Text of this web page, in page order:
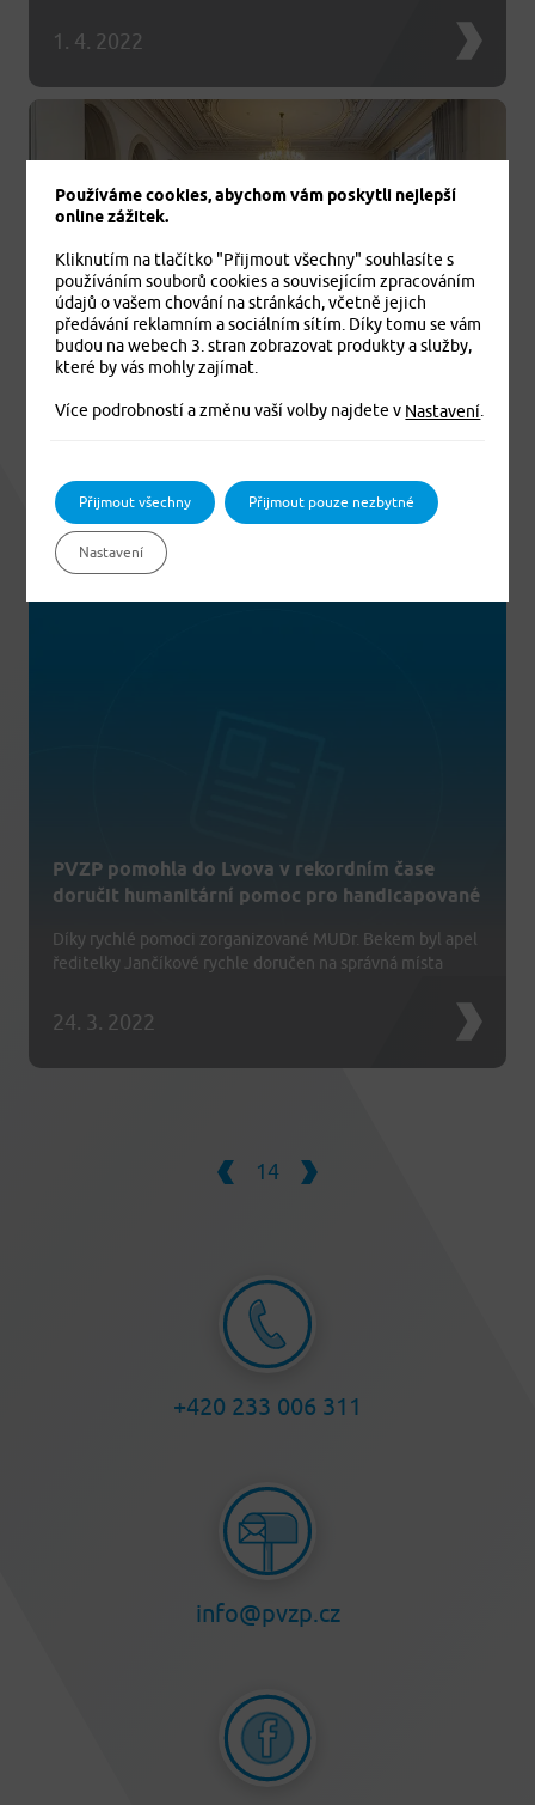
1. 4. 2022
PVZP uspořádá přes deset akcí pro seniory
zdarma
První představení – Velikonoční pomlázka – koncert
29. 3. 2022
PVZP pomohla do Lvova v rekordním čase
doručit humanitární pomoc pro handicapované
Díky rychlé pomoci zorganizované MUDr. Bekem byl apel
ředitelky Jančíkové rychle doručen na správná místa
24. 3. 2022
14
+420 233 006 311
info@pvzp.cz
Používáme cookies, abychom vám poskytli nejlepší
online zážitek.
Kliknutím na tlačítko "Přijmout všechny" souhlasíte s
používáním souborů cookies a souvisejícím zpracováním
údajů o vašem chování na stránkách, včetně jejich
předávání reklamním a sociálním sítím. Díky tomu se vám
budou na webech 3. stran zobrazovat produkty a služby,
které by vás mohly zajímat.
Více podrobností a změnu vaší volby najdete v Nastavení
Přijmout všechny Přijmout pouze nezbytné
Nastavení